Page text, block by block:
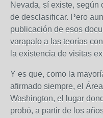
Nevada, sí existe, según
de desclasificar. Pero
publicación de esos
varapalo a las teorías
la existencia de visitas
Y es que, como la
afirmado siempre, el
Washington, el lugar
probó, a partir de los